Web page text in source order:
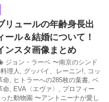
リュールの年齢身長出
ール＆結婚について！
ンスタ画像まとめ
ジョン・ラーベ 〜南京のシンド
理人 グッバイ、レーニン!
コッ
命
ヒトラーへの285枚の葉書 ベ
命
EVA〈エヴァ〉
プロフィー
た動物園 〜アントニーナが愛し